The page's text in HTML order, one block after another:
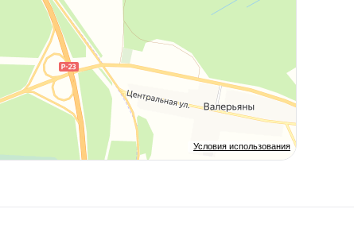
Условия использования